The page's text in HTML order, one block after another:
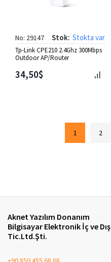
No: 29147 Stok: Stokta var
Tp-Link CPE210 2.4Ghz 300Mbps
Outdoor AP/Router
34,50$
1 2
Aknet Yazılım Donanım
Bilgisayar Elektronik İç ve Dış
Tic.Ltd.Şti.